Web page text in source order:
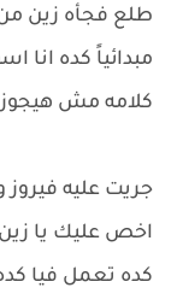
طلع فجأه زين
مبدائياً كده
كلامه مش
جريت عليه فيروز
اخص عليك يا
كده تعمل فيا